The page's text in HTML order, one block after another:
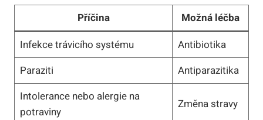
Příčina
Možná⁣ léčba
Infekce ‌trávicího systému
Antibiotika
Paraziti
Antiparazitika
Intolerance nebo alergie na
⁣potraviny
Změna ⁤stravy